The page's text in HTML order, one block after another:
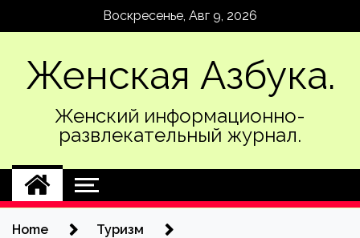
Воскресенье, Авг 9, 2026
Женская Азбука.
Женский информационно-
развлекательный журнал.
Home
Туризм